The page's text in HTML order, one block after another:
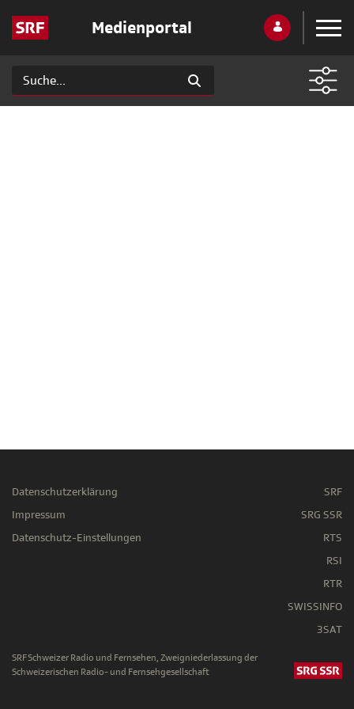
Medienportal
Datenschutzerklärung
Impressum
Datenschutz-Einstellungen
SRF
SRG SSR
RTS
RSI
RTR
SWISSINFO
3SAT
SRF Schweizer Radio und Fernsehen, Zweigniederlassung der
Schweizerischen Radio- und Fernsehgesellschaft